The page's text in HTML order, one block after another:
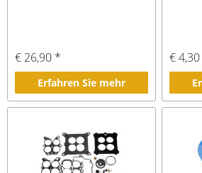
€ 26,90 *
Erfahren Sie mehr
€